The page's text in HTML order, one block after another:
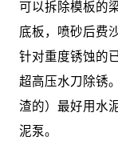
可以拆除模板的
底板，喷砂后费
针对重度锈蚀的
超高压水刀除锈
渣的）最好用水
泥泵。